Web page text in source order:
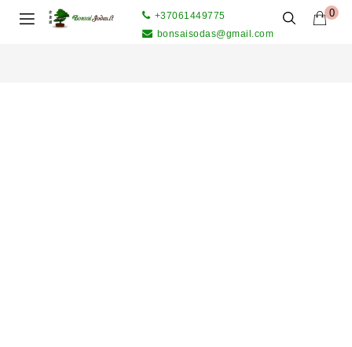
0
+37061449775
bonsaisodas@gmail.com